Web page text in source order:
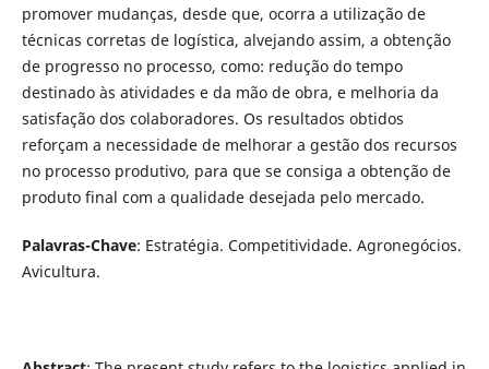
promover mudanças, desde que, ocorra a utilização de
técnicas corretas de logística, alvejando assim, a obtenção
de progresso no processo, como: redução do tempo
destinado às atividades e da mão de obra, e melhoria da
satisfação dos colaboradores. Os resultados obtidos
reforçam a necessidade de melhorar a gestão dos recursos
no processo produtivo, para que se consiga a obtenção de
produto final com a qualidade desejada pelo mercado.
Palavras-Chave: Estratégia. Competitividade. Agronegócios.
Avicultura.